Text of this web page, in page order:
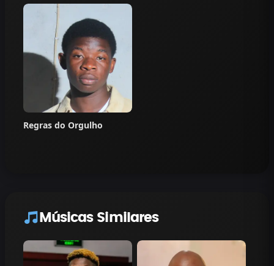
Regras do Orgulho
Músicas Similares